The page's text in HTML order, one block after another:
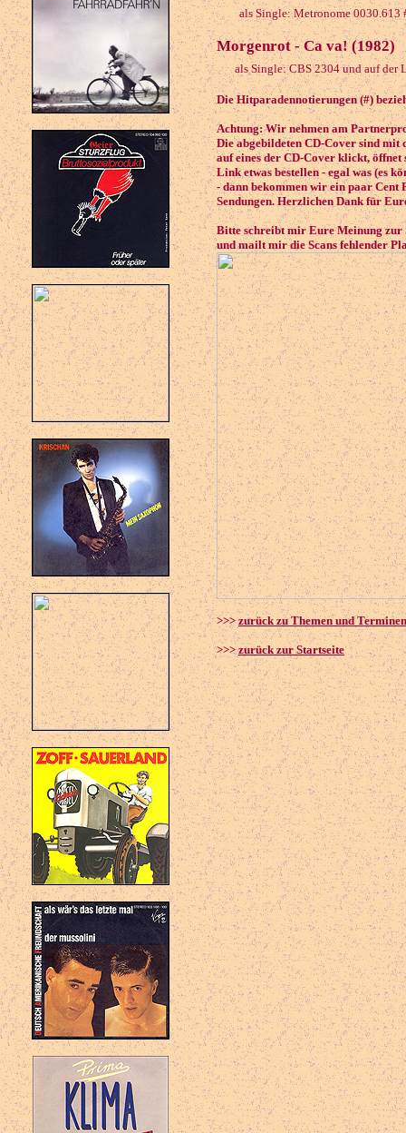
als Single: Metronome 0030.613
Morgenrot - Ca va! (1982)
als Single: CBS 2304 und auf der
Die Hitparadennotierungen (#)
Achtung: Wir nehmen am
Die abgebildeten CD-Cover sind mit
auf eines der CD-Cover klickt,
Link etwas bestellen - egal was (es
- dann bekommen wir ein paar Cent
Sendungen. Herzlichen Dank für
Bitte schreibt mir Eure Meinung zur
und mailt mir die Scans fehlender
>>>zurück zu Themen und Terminen
>>>zurück zur Startseite